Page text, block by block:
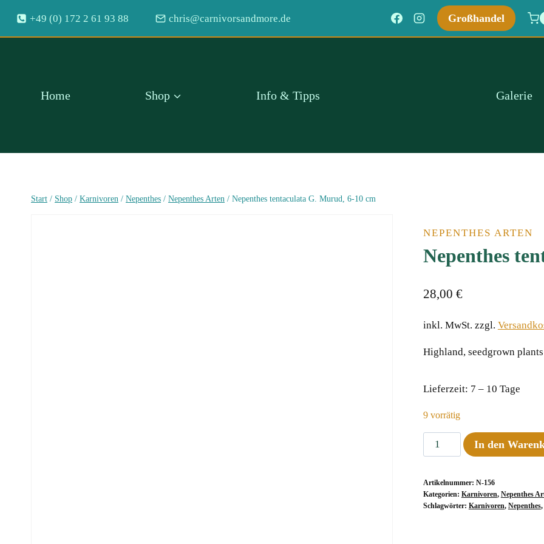
Inhalt
springen
+49 (0) 172 2 61 93 88 chris@carnivorsandmore.de Großhandel
Home Shop Info & Tipps Galerie
Start / Shop / Karnivoren / Nepenthes / Nepenthes Arten / Nepenthes tentaculata G. Murud, 6-10 cm
NEPENTHES ARTEN
Nepenthes
28,00 €
inkl. MwSt. zzgl.
Highland, seedgrown plants
Lieferzeit: 7 – 10 Tage
9 vorrätig
Nepenthes
tentaculata
Murud,
6-
In den
Artikelnummer: N-156
Kategorien: Karnivoren, Nepenthes
Schlagwörter: Karnivoren, Nepenthes,